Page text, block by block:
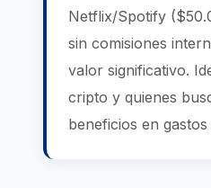
Netflix/Spotify
sin comisiones
valor significativo.
cripto y quienes
beneficios en gastos